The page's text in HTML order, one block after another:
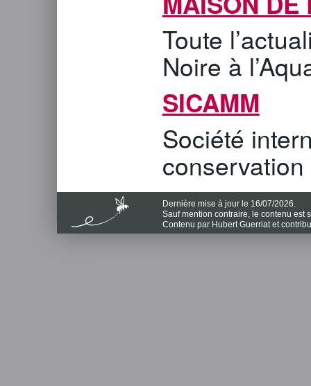
Toute
Noire à
SICAMM
Société
conservation
Dernière mise à jour le 16/07/2026.
Sauf mention contraire, le contenu est
Contenu par Hubert Guerriat et